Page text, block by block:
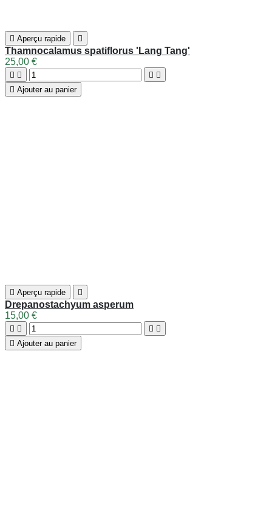
28,50 €
Voir détails
 Aperçu rapide
X Phyllosasa tranquillans 'Shiroshima'
20,50 €
 Aperçu rapide 
Pleioblastus viridistriatus 'Auricoma'
4,50 €
Voir détails
 Aperçu rapide